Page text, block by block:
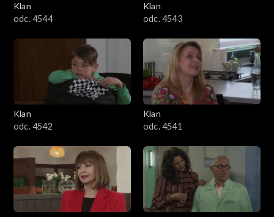
Klan
odc. 4544
Klan
odc. 4543
Klan
odc. 4542
Klan
odc. 4541